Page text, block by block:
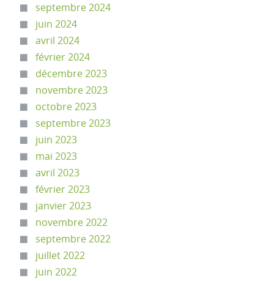
septembre 2024
juin 2024
avril 2024
février 2024
décembre 2023
novembre 2023
octobre 2023
septembre 2023
juin 2023
mai 2023
avril 2023
février 2023
janvier 2023
novembre 2022
septembre 2022
juillet 2022
juin 2022